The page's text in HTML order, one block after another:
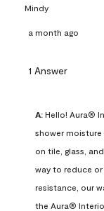
Mindy
a month ago
1 Answer
A: Hello! Aura®
shower
on tile, glass,
way to reduce
resistance, our
the Aura®